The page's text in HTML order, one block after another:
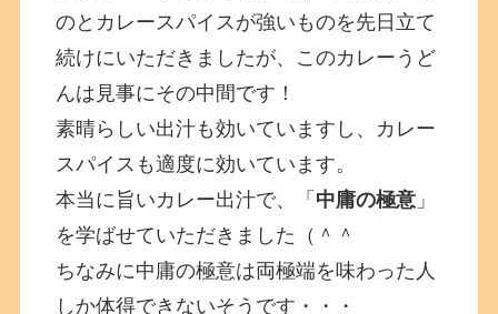
のとカレースパイスが強いものを先日立て
続けにいただきましたが、このカレーうど
んは見事にその中間です！
素晴らしい出汁も効いていますし、カレー
スパイスも適度に効いています。
本当に旨いカレー出汁で、「 中庸の極意 」
を学ばせていただきました（＾＾
ちなみに中庸の極意は両極端を味わった人
しか体得できないそうです・・・